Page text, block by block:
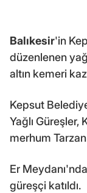
Balıkesir'in
düzenlenen
altın kemeri
Kepsut
Yağlı
merhum
Er
güreşçi katıldı.